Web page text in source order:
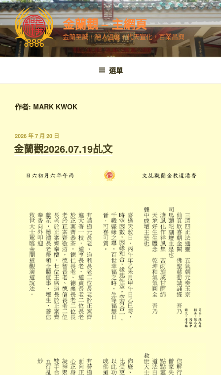
跳
至
內
容
金蘭觀 – 主網頁
金蘭至誠，神人溫馨，代天宣化，百業昌興
選單
作者: MARK KWOK
發
表
於
2026 年 7 月 20 日
金蘭觀2026.07.19乩文